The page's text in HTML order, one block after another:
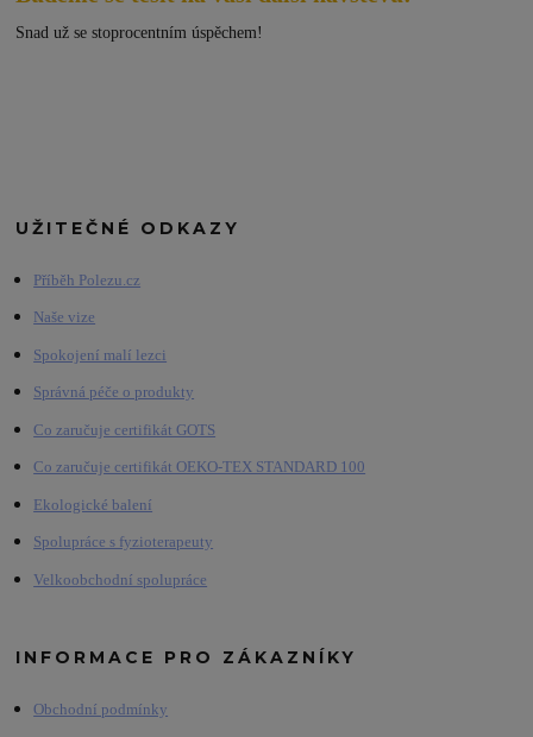
Snad už se stoprocentním úspěchem!
UŽITEČNÉ ODKAZY
Příběh Polezu.cz
Naše vize
Spokojení malí lezci
Správná péče o produkty
Co zaručuje certifikát GOTS
Co zaručuje certifikát OEKO-TEX STANDARD 100
Ekologické balení
Spolupráce s fyzioterapeuty
Velkoobchodní spolupráce
INFORMACE PRO ZÁKAZNÍKY
Obchodní podmínky